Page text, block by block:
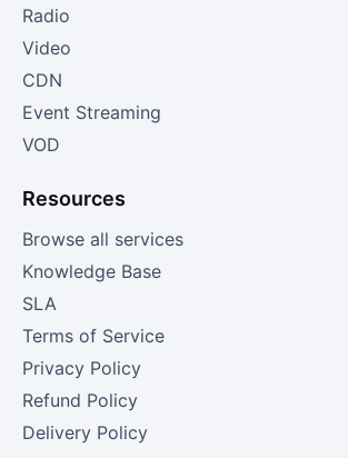
Radio
Video
CDN
Event Streaming
VOD
Resources
Browse all services
Knowledge Base
SLA
Terms of Service
Privacy Policy
Refund Policy
Delivery Policy